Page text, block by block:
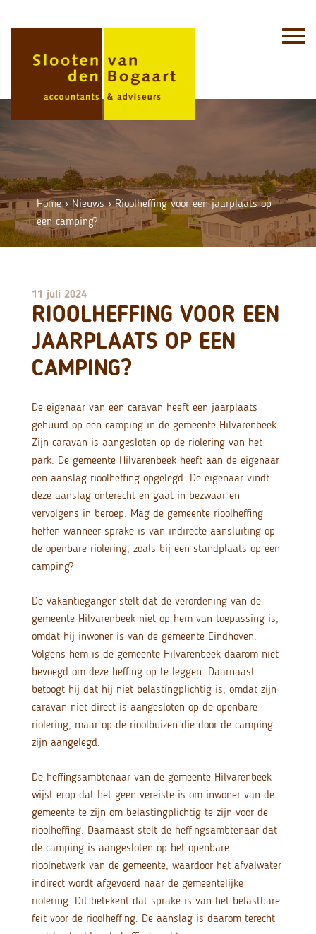
Home› Nieuws›Rioolheffing voor een jaarplaats op
een camping?
11 juli 2024
RIOOLHEFFING VOOR EEN
JAARPLAATS OP EEN
CAMPING?
De eigenaar van een caravan heeft een jaarplaats
gehuurd op een camping in de gemeente Hilvarenbeek.
Zijn caravan is aangesloten op de riolering van het
park. De gemeente Hilvarenbeek heeft aan de eigenaar
een aanslag rioolheffing opgelegd. De eigenaar vindt
deze aanslag onterecht en gaat in bezwaar en
vervolgens in beroep. Mag de gemeente rioolheffing
heffen wanneer sprake is van indirecte aansluiting op
de openbare riolering, zoals bij een standplaats op een
camping?
De vakantieganger stelt dat de verordening van de
gemeente Hilvarenbeek niet op hem van toepassing is,
omdat hij inwoner is van de gemeente Eindhoven.
Volgens hem is de gemeente Hilvarenbeek daarom niet
bevoegd om deze heffing op te leggen. Daarnaast
betoogt hij dat hij niet belastingplichtig is, omdat zijn
caravan niet direct is aangesloten op de openbare
riolering, maar op de rioolbuizen die door de camping
zijn aangelegd.
De heffingsambtenaar van de gemeente Hilvarenbeek
wijst erop dat het geen vereiste is om inwoner van de
gemeente te zijn om belastingplichtig te zijn voor de
rioolheffing. Daarnaast stelt de heffingsambtenaar dat
de camping is aangesloten op het openbare
rioolnetwerk van de gemeente, waardoor het afvalwater
indirect wordt afgevoerd naar de gemeentelijke
riolering. Dit betekent dat sprake is van het belastbare
feit voor de rioolheffing. De aanslag is daarom terecht